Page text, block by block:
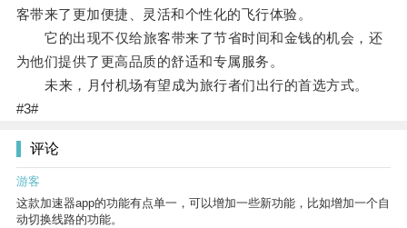
客带来了更加便捷、灵活和个性化的飞行体验。
它的出现不仅给旅客带来了节省时间和金钱的机会，还
为他们提供了更高品质的舒适和专属服务。
未来，月付机场有望成为旅行者们出行的首选方式。
#3#
评论
游客
这款加速器app的功能有点单一，可以增加一些新功能，比如增加一个自
动切换线路的功能。